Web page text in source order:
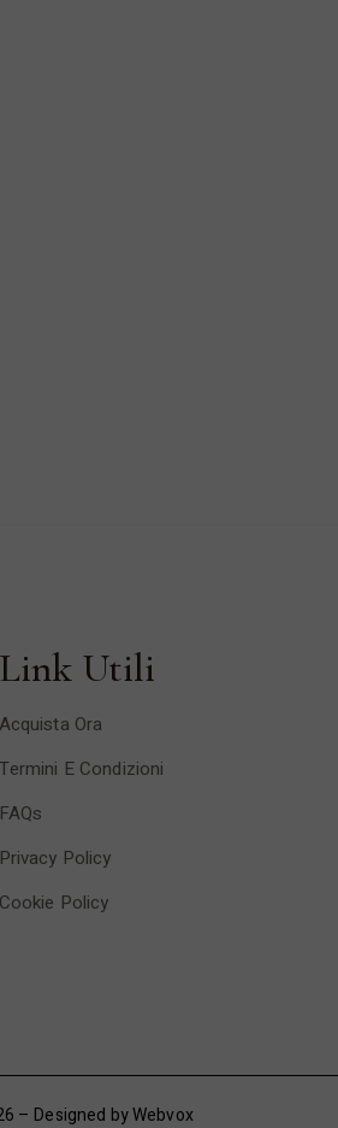
Link Utili
Acquista Ora
Termini E Condizioni
FAQs
Privacy Policy
Cookie Policy
– Designed byWebvox